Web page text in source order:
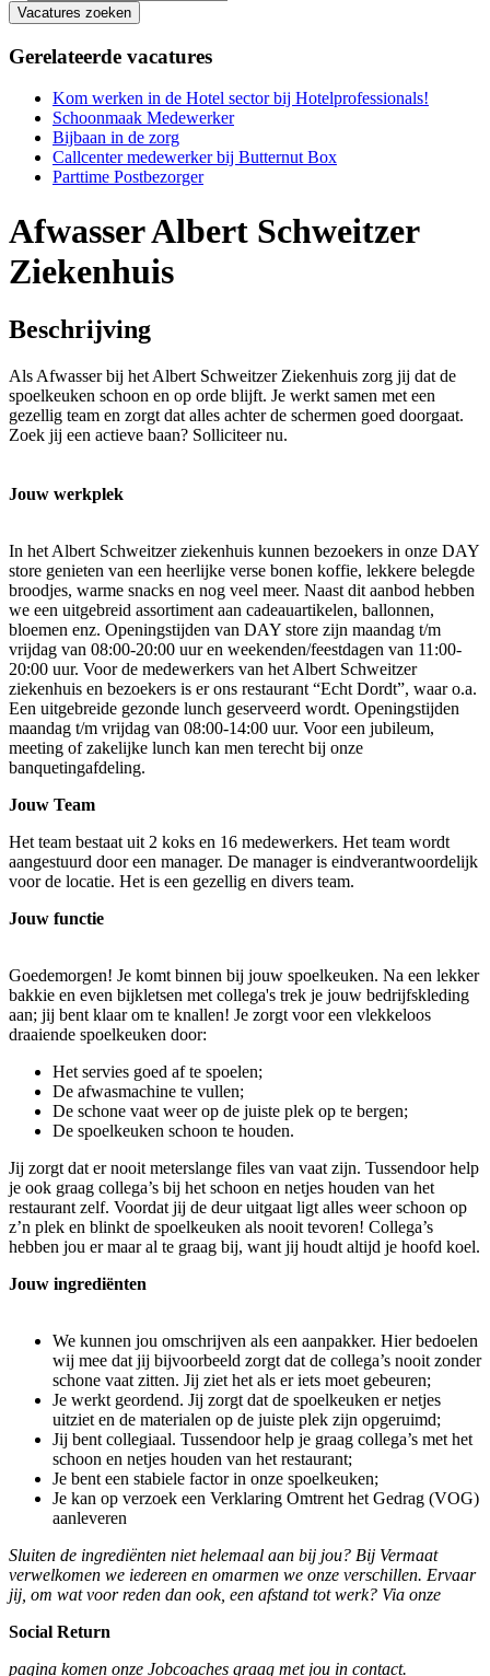
Vacatures zoeken
Gerelateerde vacatures
Kom werken in de Hotel sector bij Hotelprofessionals!
Schoonmaak Medewerker
Bijbaan in de zorg
Callcenter medewerker bij Butternut Box
Parttime Postbezorger
Afwasser Albert Schweitzer
Ziekenhuis
Beschrijving
Als Afwasser bij het Albert Schweitzer Ziekenhuis zorg jij dat de
spoelkeuken schoon en op orde blijft. Je werkt samen met een
gezellig team en zorgt dat alles achter de schermen goed doorgaat.
Zoek jij een actieve baan? Solliciteer nu.
Jouw werkplek
In het Albert Schweitzer ziekenhuis kunnen bezoekers in onze DAY
store genieten van een heerlijke verse bonen koffie, lekkere belegde
broodjes, warme snacks en nog veel meer. Naast dit aanbod hebben
we een uitgebreid assortiment aan cadeauartikelen, ballonnen,
bloemen enz. Openingstijden van DAY store zijn maandag t/m
vrijdag van 08:00-20:00 uur en weekenden/feestdagen van 11:00-
20:00 uur. Voor de medewerkers van het Albert Schweitzer
ziekenhuis en bezoekers is er ons restaurant “Echt Dordt”, waar o.a.
Een uitgebreide gezonde lunch geserveerd wordt. Openingstijden
maandag t/m vrijdag van 08:00-14:00 uur. Voor een jubileum,
meeting of zakelijke lunch kan men terecht bij onze
banquetingafdeling.
Jouw Team
Het team bestaat uit 2 koks en 16 medewerkers. Het team wordt
aangestuurd door een manager. De manager is eindverantwoordelijk
voor de locatie. Het is een gezellig en divers team.
Jouw functie
Goedemorgen! Je komt binnen bij jouw spoelkeuken. Na een lekker
bakkie en even bijkletsen met collega's trek je jouw bedrijfskleding
aan; jij bent klaar om te knallen! Je zorgt voor een vlekkeloos
draaiende spoelkeuken door:
Het servies goed af te spoelen;
De afwasmachine te vullen;
De schone vaat weer op de juiste plek op te bergen;
De spoelkeuken schoon te houden.
Jij zorgt dat er nooit meterslange files van vaat zijn. Tussendoor help
je ook graag collega’s bij het schoon en netjes houden van het
restaurant zelf. Voordat jij de deur uitgaat ligt alles weer schoon op
z’n plek en blinkt de spoelkeuken als nooit tevoren! Collega’s
hebben jou er maar al te graag bij, want jij houdt altijd je hoofd koel.
Jouw ingrediënten
We kunnen jou omschrijven als een aanpakker. Hier bedoelen
wij mee dat jij bijvoorbeeld zorgt dat de collega’s nooit zonder
schone vaat zitten. Jij ziet het als er iets moet gebeuren;
Je werkt geordend. Jij zorgt dat de spoelkeuken er netjes
uitziet en de materialen op de juiste plek zijn opgeruimd;
Jij bent collegiaal. Tussendoor help je graag collega’s met het
schoon en netjes houden van het restaurant;
Je bent een stabiele factor in onze spoelkeuken;
Je kan op verzoek een Verklaring Omtrent het Gedrag (VOG)
aanleveren
Sluiten de ingrediënten niet helemaal aan bij jou? Bij Vermaat
verwelkomen we iedereen en omarmen we onze verschillen. Ervaar
jij, om wat voor reden dan ook, een afstand tot werk? Via onze
Social Return
pagina komen onze Jobcoaches graag met jou in contact.